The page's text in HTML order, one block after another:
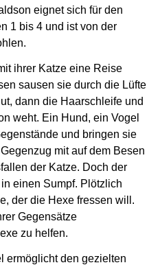
eignet sich für den
1 bis 4 und ist von der
ihrer Katze eine Reise
sausen sie durch die Lüfte
dann die Haarschleife und
weht. Ein Hund, ein Vogel
und bringen sie
mit auf dem Besen
der Katze. Doch der
einen Sumpf. Plötzlich
der die Hexe fressen will.
Gegensätze
zu helfen.
ermöglicht den gezielten